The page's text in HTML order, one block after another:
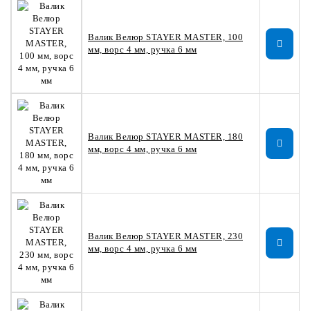
Валик Велюр STAYER MASTER, 100
мм, ворс 4 мм, ручка 6 мм
Валик Велюр STAYER MASTER, 180
мм, ворс 4 мм, ручка 6 мм
Валик Велюр STAYER MASTER, 230
мм, ворс 4 мм, ручка 6 мм